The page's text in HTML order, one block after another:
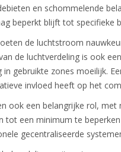
en schommelende
beperkt blijft tot specifieke
de luchtstroom
de luchtverdeling is ook
in gebruikte zones moeilijk.
invloed heeft op het
ook een belangrijke rol,
tot een minimum te
gecentraliseerde